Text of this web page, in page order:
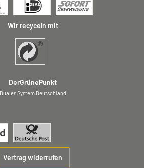
Wir recyceln mit
DerGrünePunkt
Duales System Deutschland
Vertrag widerrufen